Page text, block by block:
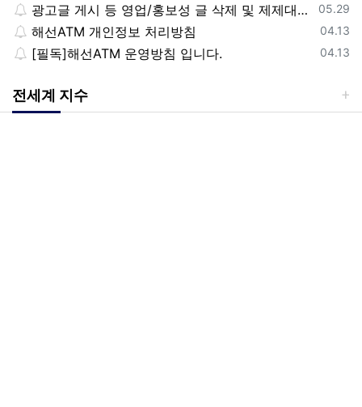
등록일
05.29
광고글 게시 등 영업/홍보성 글 삭제 및 제제대상입니다.
등록일
04.13
해선ATM 개인정보 처리방침
등록일
04.13
[필독]해선ATM 운영방침 입니다.
전세계 지수